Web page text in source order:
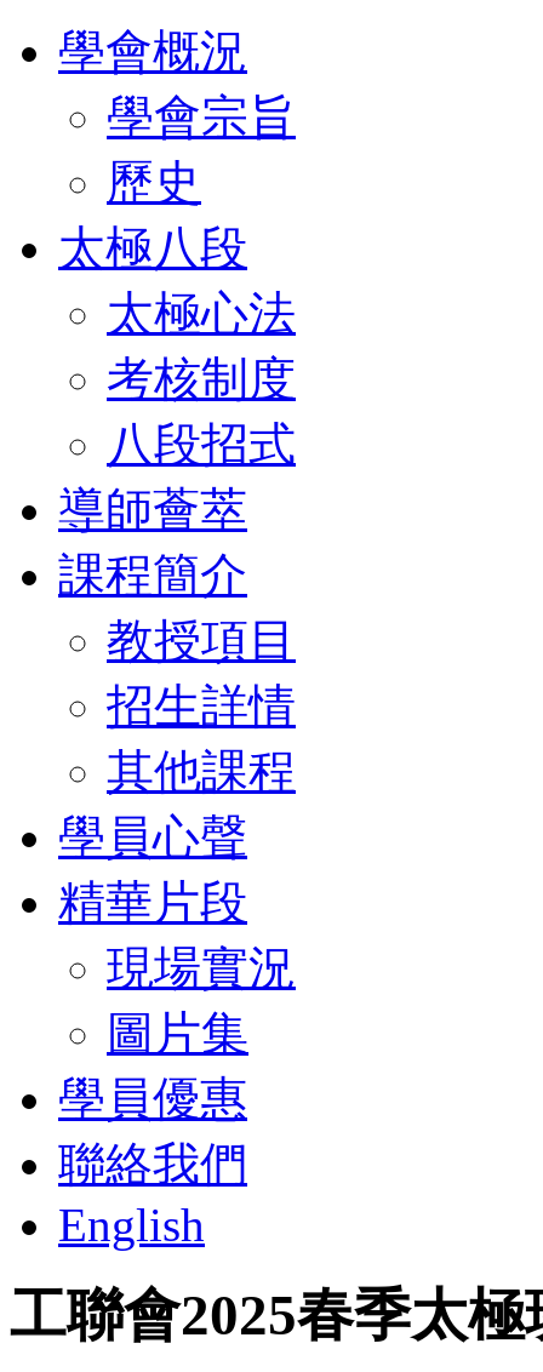
學會概況
學會宗旨
歷史
太極八段
太極心法
考核制度
八段招式
導師薈萃
課程簡介
教授項目
招生詳情
其他課程
學員心聲
精華片段
現場實況
圖片集
學員優惠
聯絡我們
English
工聯會2025春季太極